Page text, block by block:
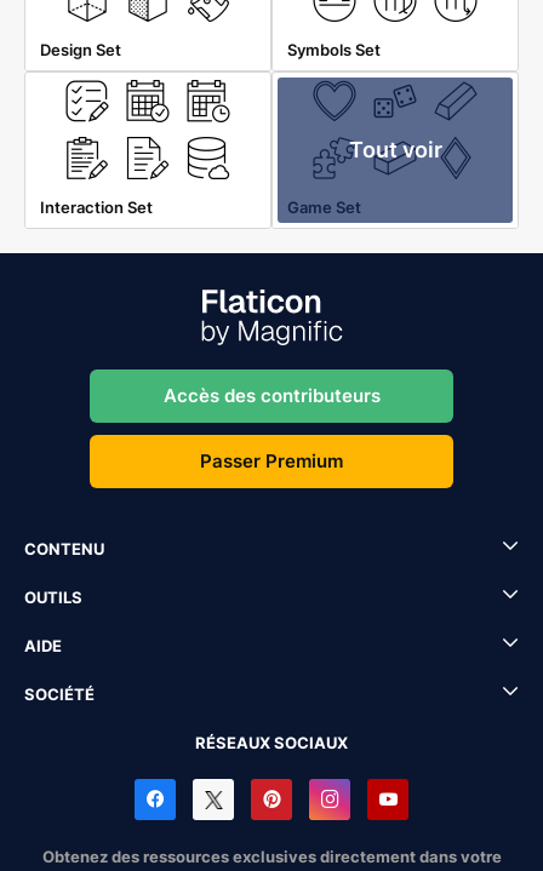
Design Set Symbols Set
Interaction Set
Tout voir
Game Set
Accès des contributeurs
Passer Premium
CONTENU
OUTILS
AIDE
SOCIÉTÉ
RÉSEAUX SOCIAUX
Obtenez des ressources exclusives directement dans votre